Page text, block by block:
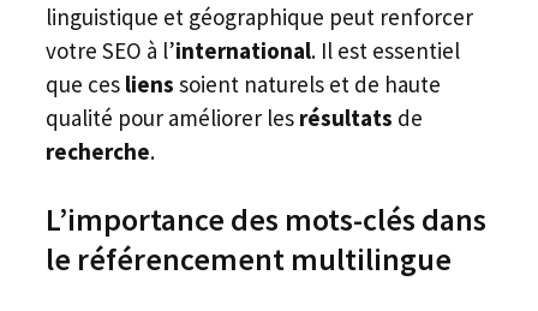
linguistique et géographique peut renforcer
votre SEO à l’international. Il est essentiel
que ces liens soient naturels et de haute
qualité pour améliorer les résultats de
recherche.
L’importance des mots-clés dans
le référencement multilingue